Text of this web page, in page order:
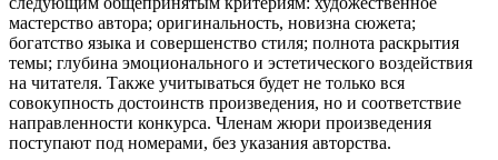
мастерство автора; оригинальность, новизна сюжета;
богатство языка и совершенство стиля; полнота раскрытия
темы; глубина эмоционального и эстетического воздействия
на читателя. Также учитываться будет не только вся
совокупность достоинств произведения, но и соответствие
направленности конкурса. Членам жюри произведения
поступают под номерами, без указания авторства.